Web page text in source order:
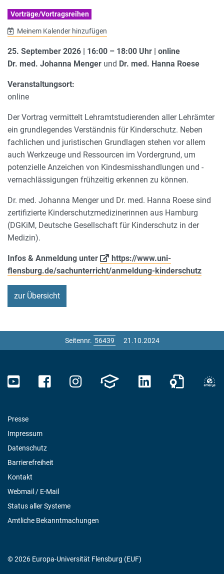
Vorträge/Vortragsreihen
Meinem Kalender hinzufügen
25. September 2026 | 16:00 – 18:00 Uhr | online
Dr. med. Johanna Menger und Dr. med. Hanna Roese
Veranstaltungsort:
online
Der Vortrag vermittelt Lehramtstudierenden aller Lehrämter
ein grundlegendes Verständnis für Kinderschutz. Neben
fachlichen und juristischen Grundlagen stehen vor allem
auch Werkzeuge und Ressourcen im Vordergrund, um
potenzielle Anzeichen von Kindesmisshandlungen und -
vernachlässigungen frühzeitig erkennen zu können.
Dr. med. Johanna Menger und Dr. med. Hanna Roese sind
zertifizierte Kinderschutzmedizinerinnen aus Hamburg
(DGKiM, Deutsche Gesellschaft für Kinderschutz in der
Medizin).
Infos & Anmeldung unter
https://www.uni-
flensburg.de/sachunterricht/anmeldung-kinderschutz
zur Übersicht
Seitennr. 21.10.2024
Presse
Impressum
Datenschutz
Barrierefreiheit
Kontakt
Webmail / E-Mail
Status aller Systeme
Amtliche Bekanntmachungen
© 2026 Europa-Universität Flensburg (EUF)